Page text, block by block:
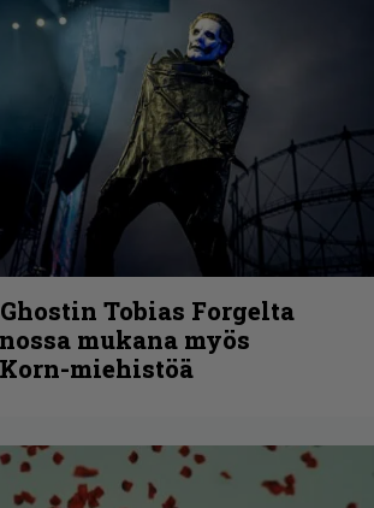
Tobias Forgelta
mukana myös
miehistöä